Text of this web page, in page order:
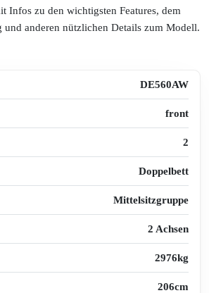
Infos zu den wichtigsten Features, dem
und anderen nützlichen Details zum Modell.
DE560AW
front
2
Doppelbett
Mittelsitzgruppe
2 Achsen
2976kg
206cm